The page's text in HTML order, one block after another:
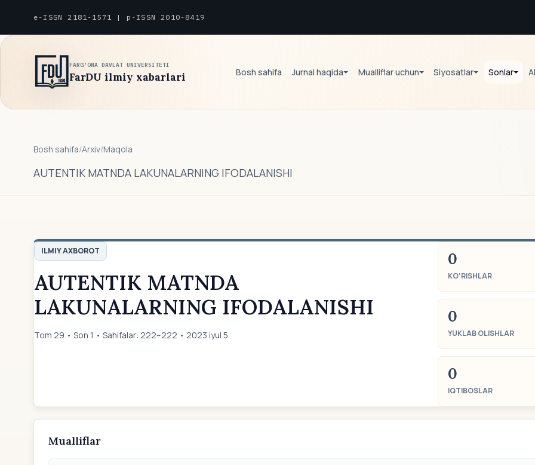
e-ISSN 2181-1571 | p-ISSN 2010-8419
FARG'ONA DAVLAT UNIVERSITETI
FarDU ilmiy xabarlari Bosh sahifa Jurnal haqida Mualliflar uchun Siyosatlar Sonlar
Bosh sahifa/Arxiv/Maqola
AUTENTIK MATNDA LAKUNALARNING IFODALANISHI
ILMIY AXBOROT
AUTENTIK MATNDA
LAKUNALARNING IFODALANISHI
Tom 29 • Son 1 • Sahifalar: 222–222 • 2023 iyul 5
0
KO‘RISHLAR
0
YUKLAB OLISHLAR
0
IQTIBOSLAR
Mualliflar